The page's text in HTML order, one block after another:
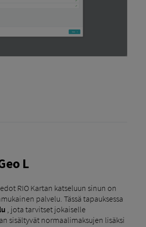
L
RIO Kartan katseluun sinun on
palvelu. Tässä tapauksessa
, jota tarvitset jokaiselle
sisältyvät normaalimaksujen lisäksi